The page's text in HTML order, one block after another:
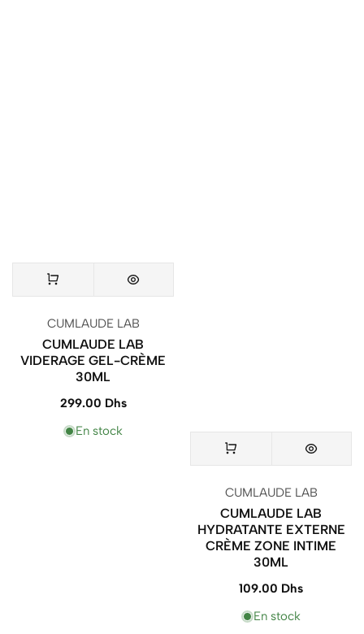
CUMLAUDE LAB
CUMLAUDE LAB
VIDERAGE GEL-CRÈME
30ML
Prix
normal
299.00 Dhs
En stock
CUMLAUDE LAB
CUMLAUDE LAB
HYDRATANTE EXTERNE
CRÈME ZONE INTIME
30ML
Prix
normal
109.00 Dhs
En stock